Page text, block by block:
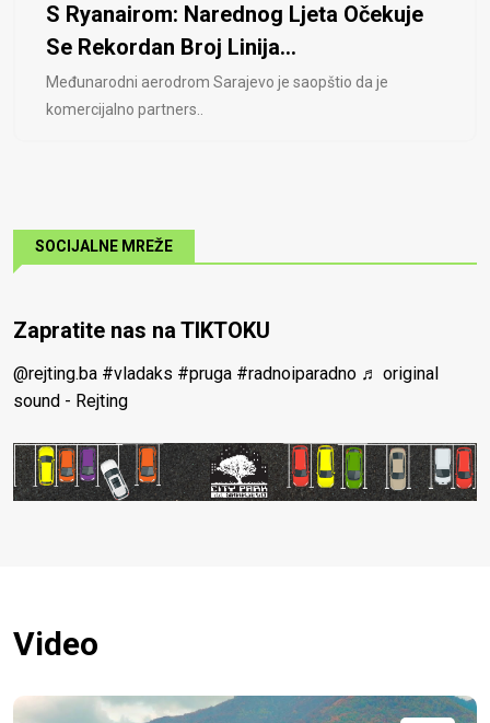
S Ryanairom: Narednog Ljeta Očekuje
Se Rekordan Broj Linija...
Međunarodni aerodrom Sarajevo je saopštio da je
komercijalno partners..
SOCIJALNE MREŽE
Zapratite nas na TIKTOKU
@rejting.ba #vladaks #pruga #radnoiparadno ♬ original
sound - Rejting
Video